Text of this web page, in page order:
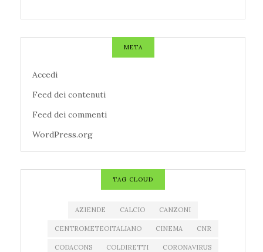
META
Accedi
Feed dei contenuti
Feed dei commenti
WordPress.org
TAG CLOUD
AZIENDE CALCIO CANZONI
CENTROMETEOITALIANO CINEMA CNR
CODACONS COLDIRETTI CORONAVIRUS